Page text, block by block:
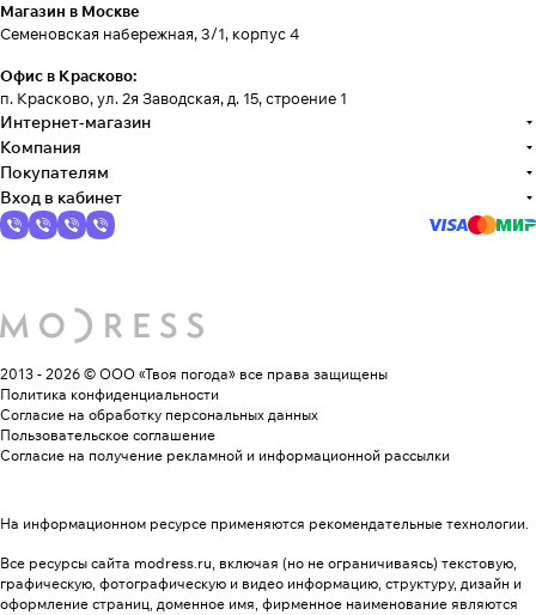
Магазин в Москве
Семеновская набережная, 3/1, корпус 4
Офис в Красково:
п. Красково, ул. 2я Заводская, д. 15, строение 1
Интернет-магазин
Компания
Покупателям
Вход в кабинет
2013 - 2026 © ООО «Твоя погода» все права защищены
Политика конфиденциальности
Согласие на обработку персональных данных
Пользовательское соглашение
Согласие на получение рекламной и информационной рассылки
На информационном ресурсе применяются рекомендательные технологии.
Все ресурсы сайта modress.ru, включая (но не ограничиваясь) текстовую,
графическую, фотографическую и видео информацию, структуру, дизайн и
оформление страниц, доменное имя, фирменное наименование являются